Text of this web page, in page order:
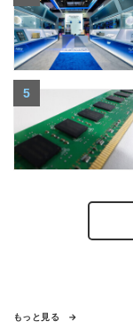
もっと見る